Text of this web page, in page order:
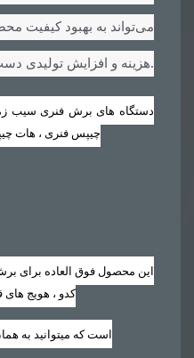
می‌تواند به بهبود کیفیت
هزینه و افزایش تولیدی.
دستگاه های برش فنری سیب
چیپس فنری ، هات
این محصول فوق العاده برای
کدو ، هویج
است که میتوانید به